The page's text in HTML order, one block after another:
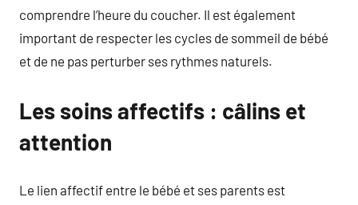
comprendre l’heure du coucher. Il est également
important de respecter les cycles de sommeil de bébé
et de ne pas perturber ses rythmes naturels.
Les soins affectifs : câlins et
attention
Le lien affectif entre le bébé et ses parents est